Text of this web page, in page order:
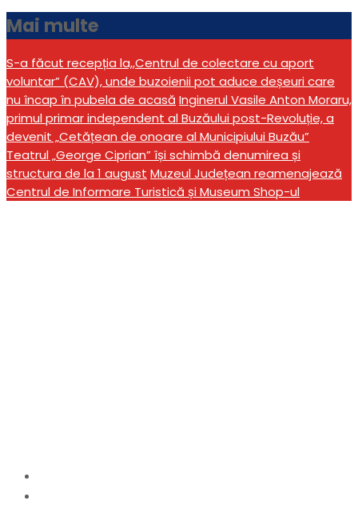
Mai multe
S-a făcut recepția la,,Centrul de colectare cu aport
voluntar” (CAV), unde buzoienii pot aduce deșeuri care
nu încap în pubela de acasă Inginerul Vasile Anton Moraru,
primul primar independent al Buzăului post-Revoluție, a
devenit „Cetățean de onoare al Municipiului Buzău”
Teatrul „George Ciprian” își schimbă denumirea și
structura de la 1 august Muzeul Județean reamenajează
Centrul de Informare Turistică și Museum Shop-ul